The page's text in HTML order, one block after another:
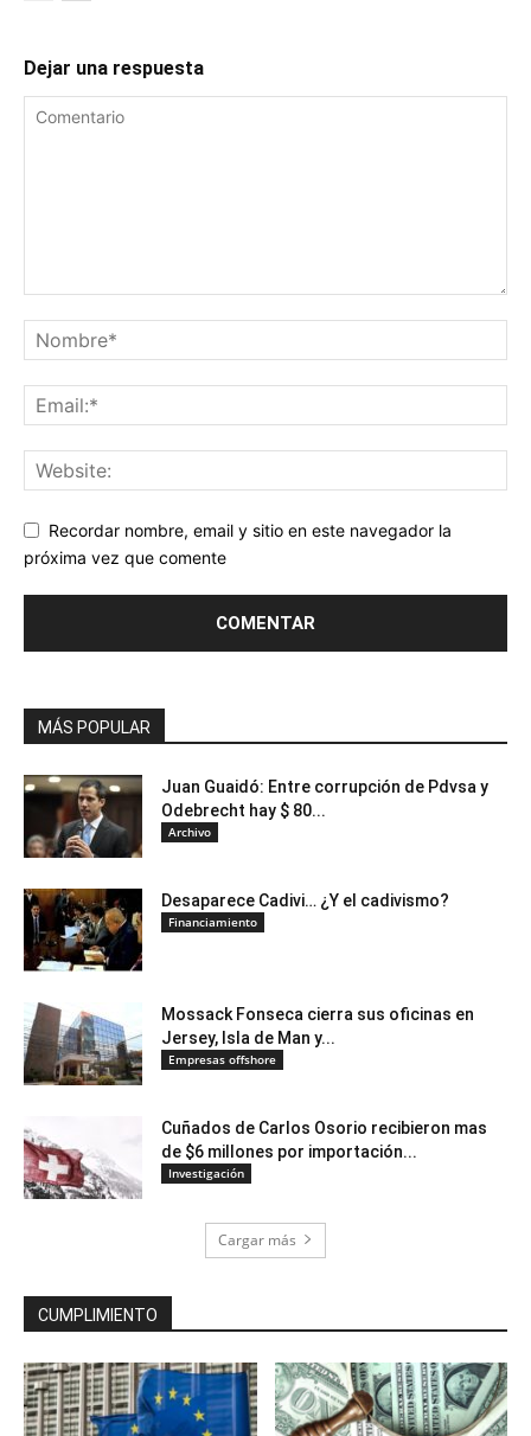
Dejar una respuesta
Recordar nombre, email y sitio en este navegador la
próxima vez que comente
MÁS POPULAR
Juan Guaidó: Entre corrupción de Pdvsa y
Odebrecht hay $ 80...
Archivo
Desaparece Cadivi… ¿Y el cadivismo?
Financiamiento
Mossack Fonseca cierra sus oficinas en
Jersey, Isla de Man y...
Empresas offshore
Cuñados de Carlos Osorio recibieron mas
de $6 millones por importación...
Investigación
Cargar más
CUMPLIMIENTO